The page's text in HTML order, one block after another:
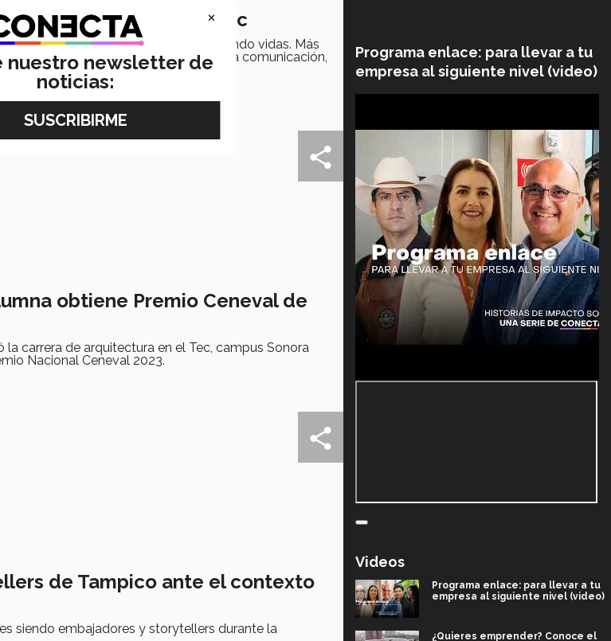
contar lo mejor del Tec
Monterrey cumple 10 años transformando vidas. Más
parte de esta comunidad que combina comunicación,
obtiene Premio Ceneval de
la carrera de arquitectura en el Tec, campus Sonora
Nacional Ceneval 2023.
de Tampico ante el contexto
siendo embajadores y storytellers durante la
Programa enlace: para llevar a tu
empresa al siguiente nivel (video)
Videos
Programa enlace: para llevar a tu
empresa al siguiente nivel (video)
¿Quieres emprender? Conoce el
×
nuestro newsletter de
noticias: